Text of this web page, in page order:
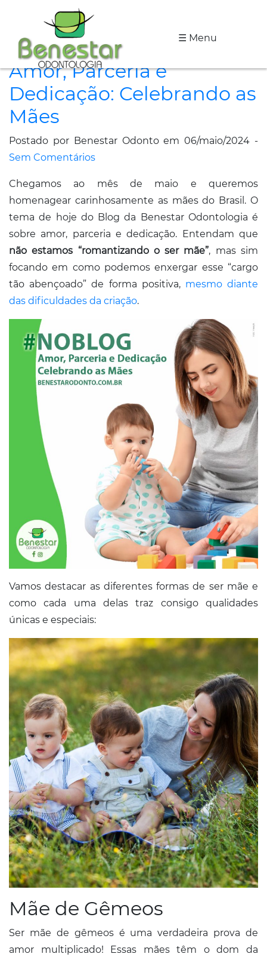
☰ Menu
A
Clínica
Especialidades
Depoimentos
Dicas
de
Saúde
Fale
Conosco
Amor, Parceria e
Dedicação: Celebrando as
Mães
Postado por Benestar Odonto em 06/maio/2024 -
Sem Comentários
Chegamos ao mês de maio e queremos
homenagear carinhosamente as mães do Brasil. O
tema de hoje do Blog da Benestar Odontologia é
sobre amor, parceria e dedicação. Entendam que
não estamos “romantizando o ser mãe”, mas sim
focando em como podemos enxergar esse “cargo
tão abençoado” de forma positiva, mesmo diante
das dificuldades da criação.
Vamos destacar as diferentes formas de ser mãe e
como cada uma delas traz consigo qualidades
únicas e especiais:
Mãe de Gêmeos
Ser mãe de gêmeos é uma verdadeira prova de
amor multiplicado! Essas mães têm o dom da